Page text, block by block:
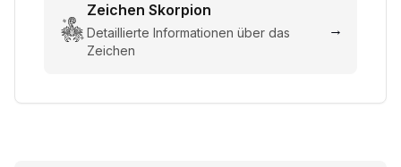
Zeichen Skorpion
Detaillierte Informationen über das
Zeichen
→